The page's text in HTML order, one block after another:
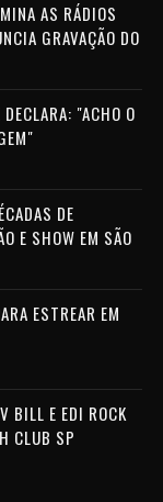
AS RÁDIOS
GRAVAÇÃO DO
"ACHO O
DE
E SHOW EM SÃO
ESTREAR EM
BILL E EDI ROCK
CLUB SP